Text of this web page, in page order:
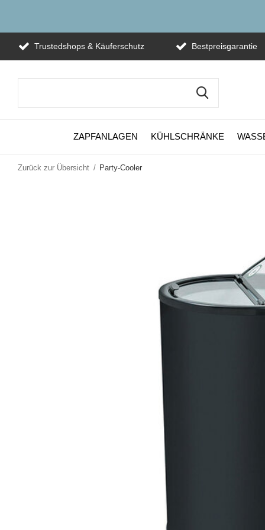
ZAPFANLAGEN KÜHLSCHRÄNKE
Trustedshops & Käuferschutz Bestpreisgarantie
Zurück zur Übersicht Party-Cooler